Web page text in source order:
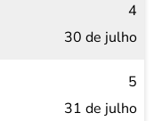
4
30 de julho
5
31 de julho